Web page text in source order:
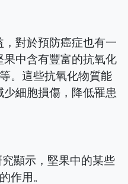
對於預防癌症也有一
中含有豐富的抗氧化
。這些抗氧化物質能
細胞損傷，降低罹患
顯示，堅果中的某些
作用。